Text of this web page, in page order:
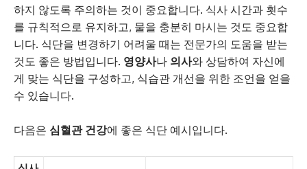
하지 않도록 주의하는 것이 중요합니다. 식사 시간과 횟수
를 규칙적으로 유지하고, 물을 충분히 마시는 것도 중요합
니다. 식단을 변경하기 어려울 때는 전문가의 도움을 받는
것도 좋은 방법입니다. 영양사나 의사와 상담하여 자신에
게 맞는 식단을 구성하고, 식습관 개선을 위한 조언을 얻을
수 있습니다.
다음은 심혈관 건강에 좋은 식단 예시입니다.